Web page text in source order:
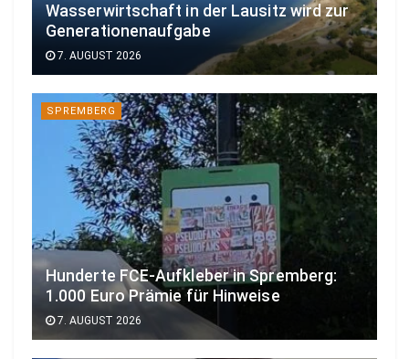
Wasserwirtschaft in der Lausitz wird zur
Generationenaufgabe
7. AUGUST 2026
SPREMBERG
Hunderte FCE-Aufkleber in Spremberg:
1.000 Euro Prämie für Hinweise
7. AUGUST 2026